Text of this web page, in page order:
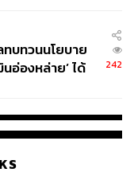
บทวนนโยบาย
อ่องหล่าย’ ได้
242